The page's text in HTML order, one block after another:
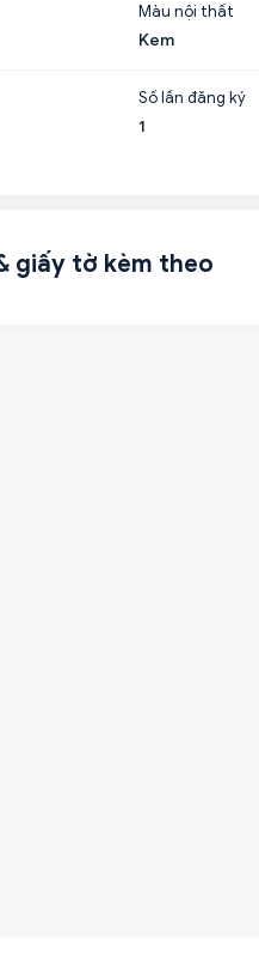
Màu nội thất
Kem
Số lần đăng ký
1
giấy tờ kèm theo